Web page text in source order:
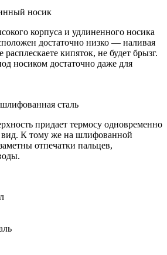
носик
корпуса и удлиненного носика
достаточно низко — наливая
кипяток, не будет брызг.
носиком достаточно даже для
сталь
придает термосу одновременно
вид. К тому же на шлифованной
отпечатки пальцев,